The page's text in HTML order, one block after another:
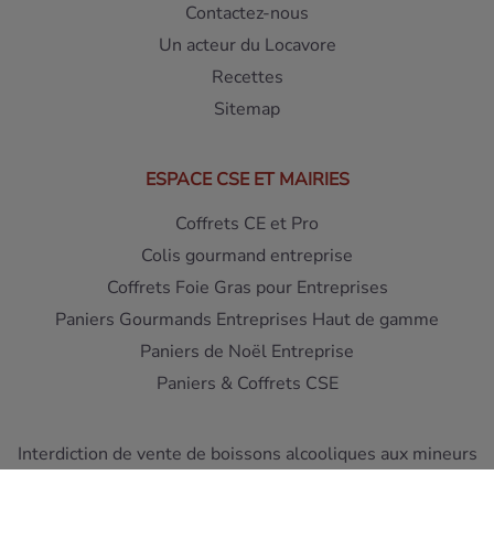
Contactez-nous
Un acteur du Locavore
Recettes
Sitemap
ESPACE CSE ET MAIRIES
Coffrets CE et Pro
Colis gourmand entreprise
Coffrets Foie Gras pour Entreprises
Paniers Gourmands Entreprises Haut de gamme
Paniers de Noël Entreprise
Paniers & Coffrets CSE
Interdiction de vente de boissons alcooliques aux mineurs